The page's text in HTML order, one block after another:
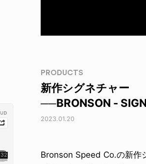
PRODUCTS
新作シグネチャー
──BRONSON -
2023.01.20
Bronson Speed Co.の新作